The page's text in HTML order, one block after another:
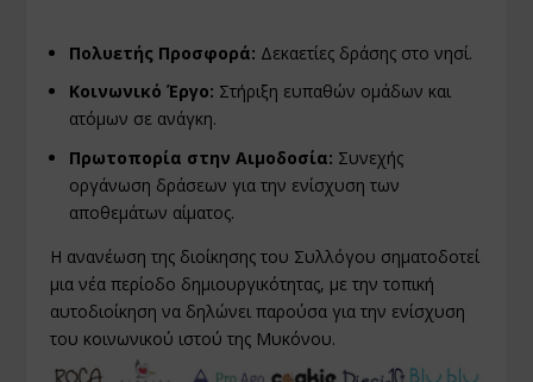
Πολυετής Προσφορά: Δεκαετίες δράσης στο νησί.
Κοινωνικό Έργο: Στήριξη ευπαθών ομάδων και
ατόμων σε ανάγκη.
Πρωτοπορία στην Αιμοδοσία: Συνεχής
οργάνωση δράσεων για την ενίσχυση των
αποθεμάτων αίματος.
Η ανανέωση της διοίκησης του Συλλόγου σηματοδοτεί
μια νέα περίοδο δημιουργικότητας, με την τοπική
αυτοδιοίκηση να δηλώνει παρούσα για την ενίσχυση
του κοινωνικού ιστού της Μυκόνου.